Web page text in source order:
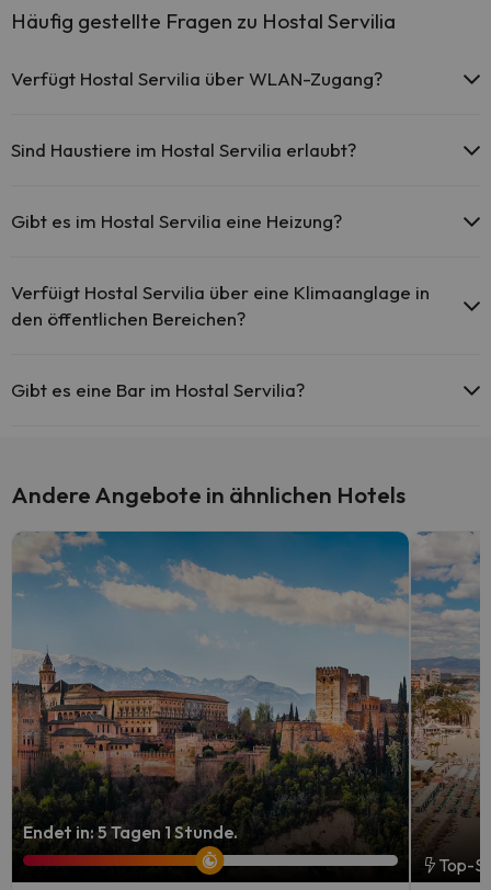
Häufig gestellte Fragen zu Hostal Servilia
Verfügt Hostal Servilia über WLAN-Zugang?
gesamten Hotel.
Hostal Servilia verfügt über WLAN-Zugang.
Sind Haustiere im Hostal Servilia erlaubt?
Gibt es im Hostal Servilia eine Heizung?
Verfüigt Hostal Servilia über eine Klimaanglage in
den öffentlichen Bereichen?
Gemeinschaftsräumen.
Gibt es eine Bar im Hostal Servilia?
Andere Angebote in ähnlichen Hotels
Endet in: 5 Tagen 1 Stunde.
Top-